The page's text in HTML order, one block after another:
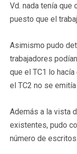
Vd. nada tenía que
puesto que el
Asimismo pudo
trabajadores
que el TC1 lo
el TC2 no se
Además a la vista
existentes, pudo
número de